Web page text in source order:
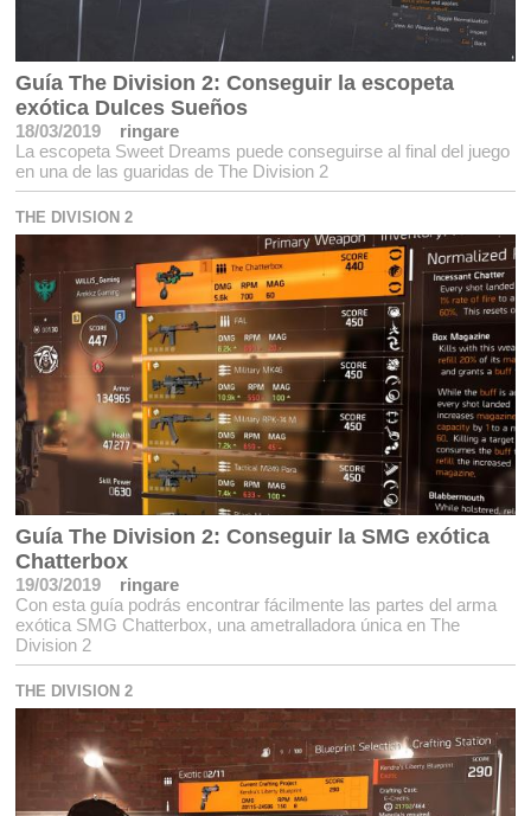
Guía The Division 2: Conseguir la escopeta
exótica Dulces Sueños
18/03/2019
ringare
La escopeta Sweet Dreams puede conseguirse al final del juego
en una de las guaridas de The Division 2
THE DIVISION 2
Guía The Division 2: Conseguir la SMG exótica
Chatterbox
19/03/2019
ringare
Con esta guía podrás encontrar fácilmente las partes del arma
exótica SMG Chatterbox, una ametralladora única en The
Division 2
THE DIVISION 2